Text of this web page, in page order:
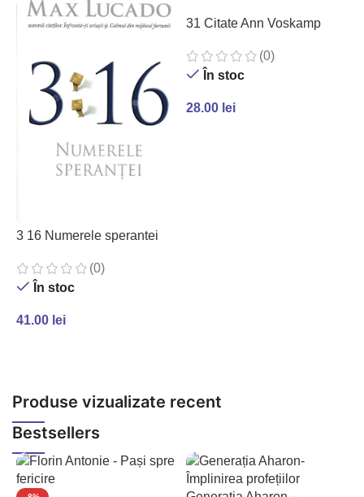
3 16 Numerele sperantei
(0)
În stoc
41.00 lei
31 Citate Ann Voskamp
(0)
În stoc
28.00 lei
Produse vizualizate recent
Bestsellers